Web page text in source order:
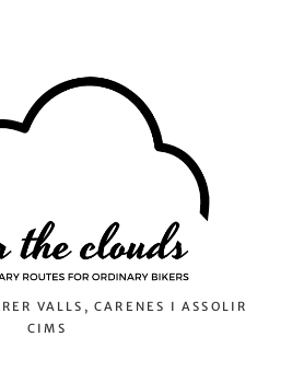
VALLS, CARENES I ASSOLIR
CIMS